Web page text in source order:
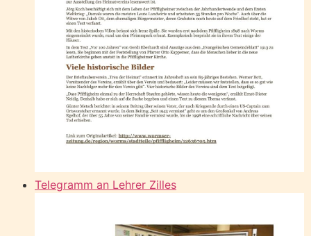
Telegramm an Lehrer Zilles